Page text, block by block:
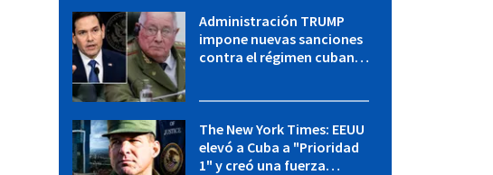
Administración TRUMP
impone nuevas sanciones
contra el régimen cubano:
The New York Times: EEUU
elevó a Cuba a "Prioridad
1" y creó una fuerza